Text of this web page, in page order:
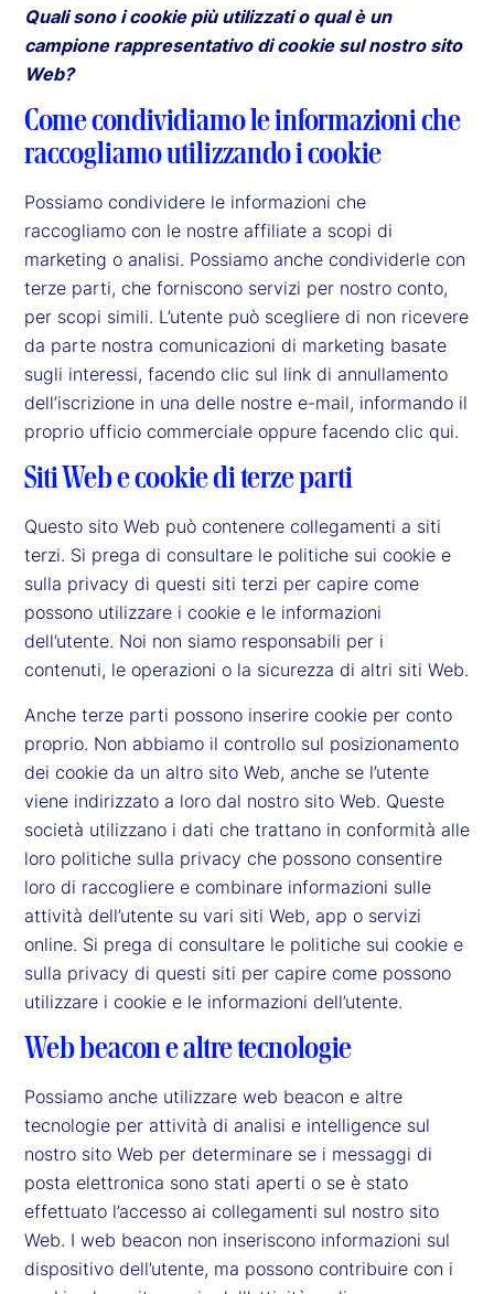
Quali sono i cookie più utilizzati o qual è un
campione rappresentativo di cookie sul nostro sito
Web?
Come condividiamo le informazioni che
raccogliamo utilizzando i cookie
Possiamo condividere le informazioni che
raccogliamo con le nostre affiliate a scopi di
marketing o analisi. Possiamo anche condividerle con
terze parti, che forniscono servizi per nostro conto,
per scopi simili. L’utente può scegliere di non ricevere
da parte nostra comunicazioni di marketing basate
sugli interessi, facendo clic sul link di annullamento
dell’iscrizione in una delle nostre e-mail, informando il
proprio ufficio commerciale oppure facendo clic qui.
Siti Web e cookie di terze parti
Questo sito Web può contenere collegamenti a siti
terzi. Si prega di consultare le politiche sui cookie e
sulla privacy di questi siti terzi per capire come
possono utilizzare i cookie e le informazioni
dell’utente. Noi non siamo responsabili per i
contenuti, le operazioni o la sicurezza di altri siti Web.
Anche terze parti possono inserire cookie per conto
proprio. Non abbiamo il controllo sul posizionamento
dei cookie da un altro sito Web, anche se l’utente
viene indirizzato a loro dal nostro sito Web. Queste
società utilizzano i dati che trattano in conformità alle
loro politiche sulla privacy che possono consentire
loro di raccogliere e combinare informazioni sulle
attività dell’utente su vari siti Web, app o servizi
online. Si prega di consultare le politiche sui cookie e
sulla privacy di questi siti per capire come possono
utilizzare i cookie e le informazioni dell’utente.
Web beacon e altre tecnologie
Possiamo anche utilizzare web beacon e altre
tecnologie per attività di analisi e intelligence sul
nostro sito Web per determinare se i messaggi di
posta elettronica sono stati aperti o se è stato
effettuato l’accesso ai collegamenti sul nostro sito
Web. I web beacon non inseriscono informazioni sul
dispositivo dell’utente, ma possono contribuire con i